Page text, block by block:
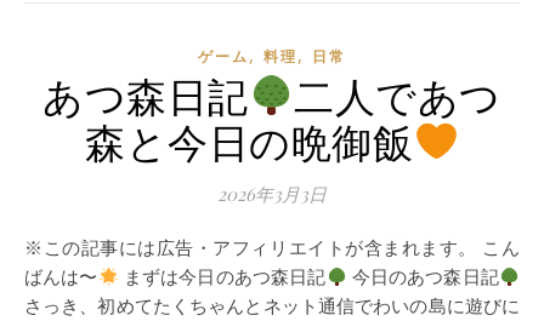
ゲーム, 料理, 日常
あつ森日記
二人であつ
森と今日の晩御飯
2026年3月3日
※この記事には広告・アフィリエイトが含まれます。 こん
ばんは〜
まずは今日のあつ森日記
今日のあつ森日記
さっき、初めてたくちゃんとネット通信でわいの島に遊びに